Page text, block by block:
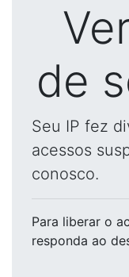
de
Seu IP fez
acessos
conosco.
Para liberar o
responda ao